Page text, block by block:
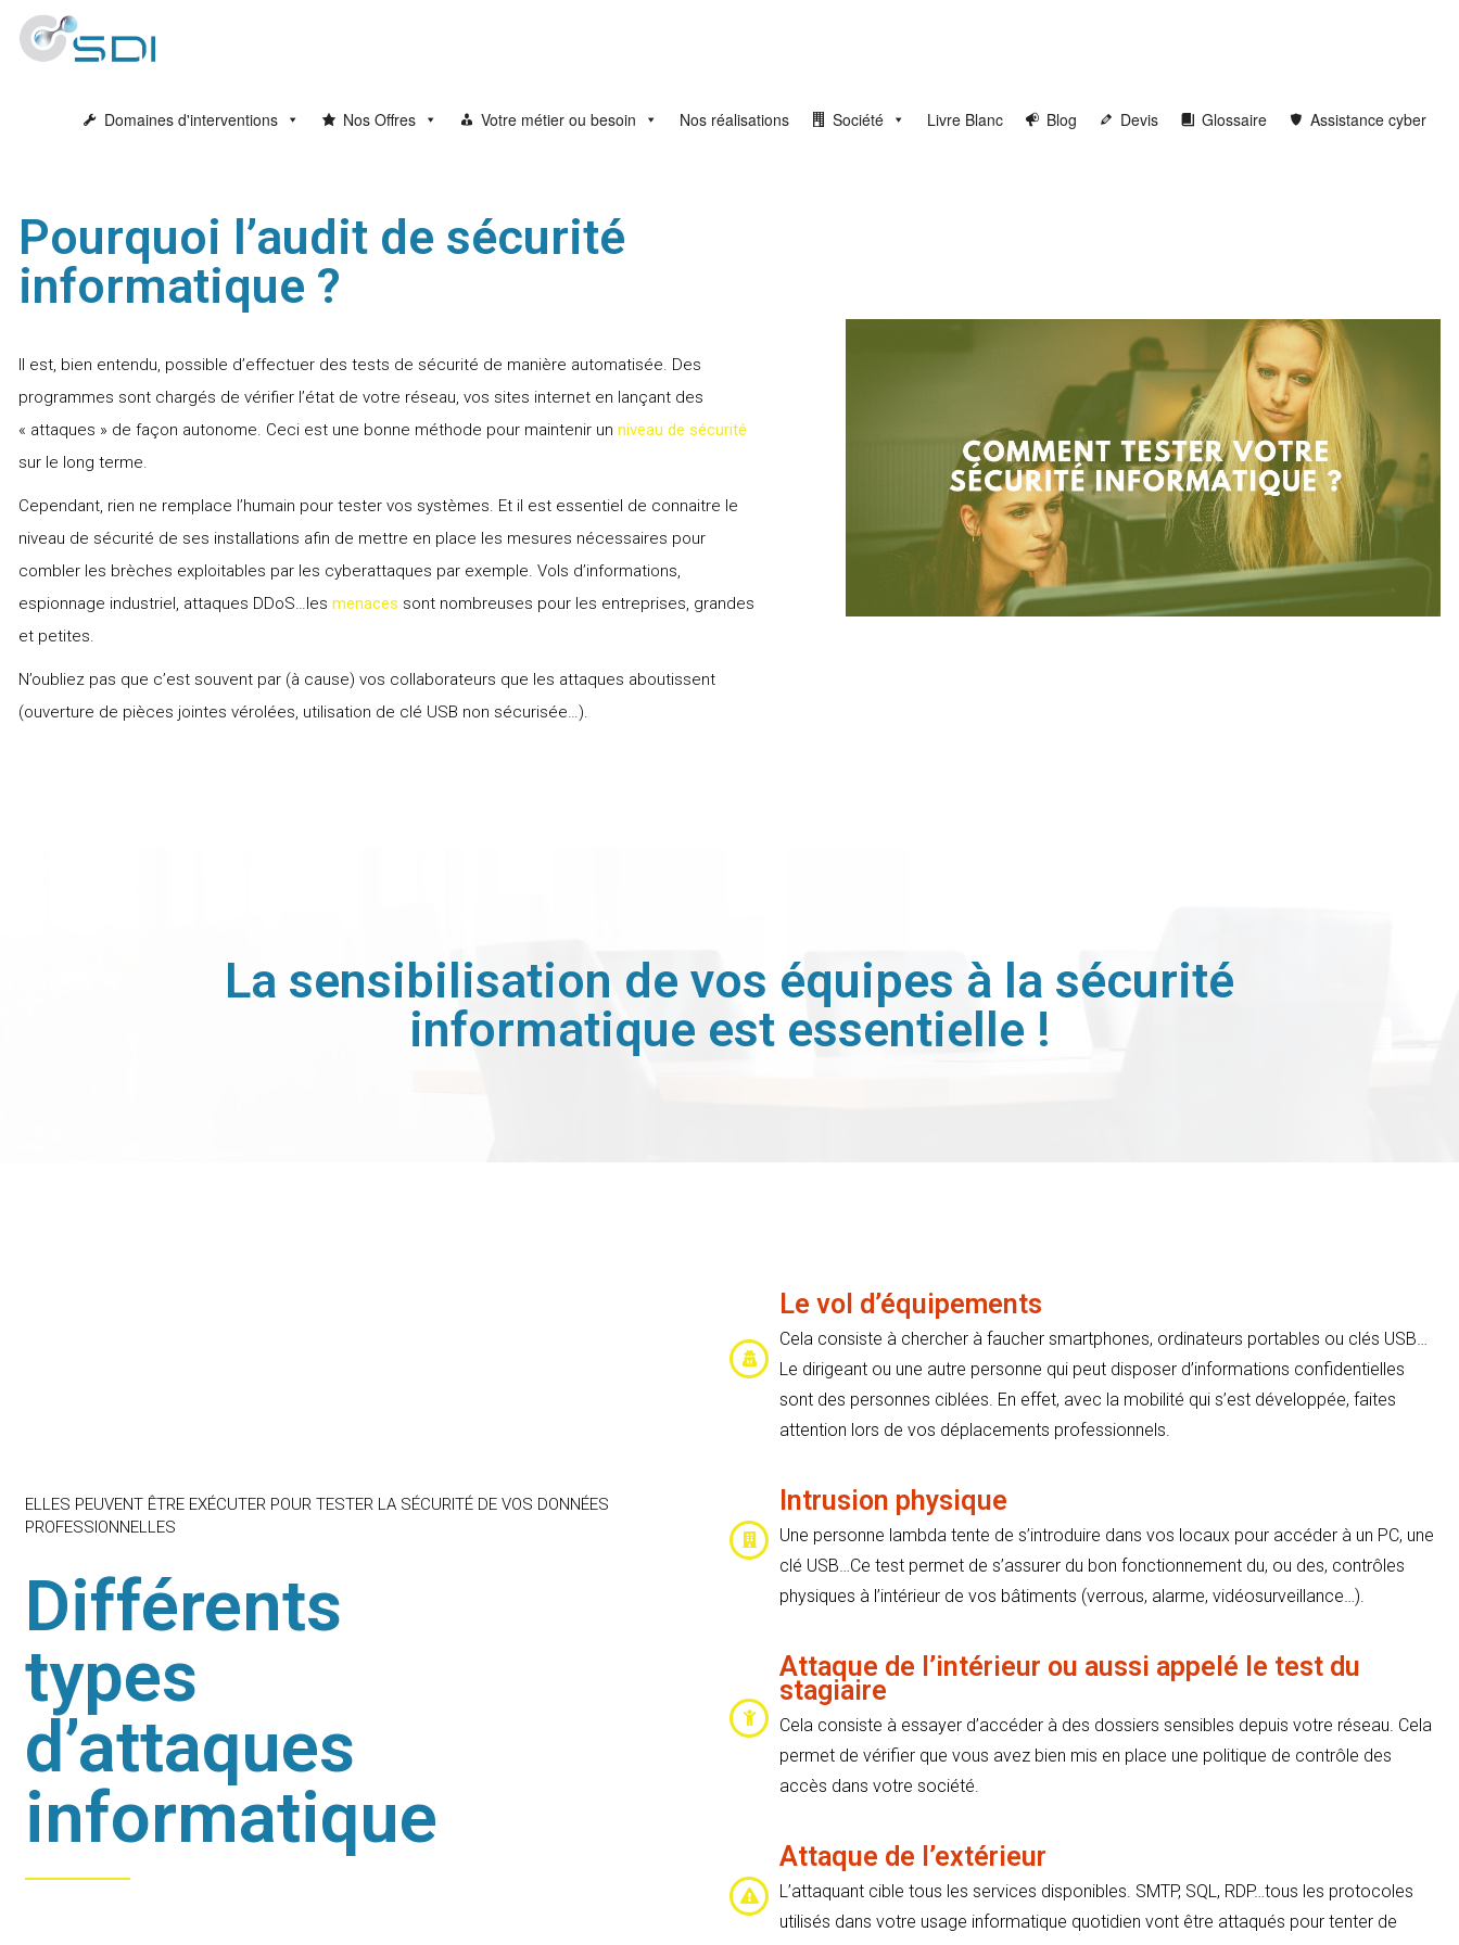
Domaines d'interventions Nos Offres Votre métier ou besoin Nos réalisations Société Livre Blanc Blog Devis Glossaire Assistance cyber
Pourquoi l’audit de sécurité
informatique ?
Il est, bien entendu, possible d’effectuer des tests de sécurité de manière automatisée. Des
programmes sont chargés de vérifier l’état de votre réseau, vos sites internet en lançant des
« attaques » de façon autonome. Ceci est une bonne méthode pour maintenir un niveau de sécurité
sur le long terme.
Cependant, rien ne remplace l’humain pour tester vos systèmes. Et il est essentiel de connaitre le
niveau de sécurité de ses installations afin de mettre en place les mesures nécessaires pour
combler les brèches exploitables par les cyberattaques par exemple. Vols d’informations,
espionnage industriel, attaques DDoS…les menaces sont nombreuses pour les entreprises, grandes
et petites.
N’oubliez pas que c’est souvent par (à cause) vos collaborateurs que les attaques aboutissent
(ouverture de pièces jointes vérolées, utilisation de clé USB non sécurisée…).
La sensibilisation de vos équipes à la sécurité
informatique est essentielle !
ELLES PEUVENT ÊTRE EXÉCUTER POUR TESTER LA SÉCURITÉ DE VOS DONNÉES
PROFESSIONNELLES
Différents
types
d’attaques
informatique
Le vol d’équipements
Cela consiste à chercher à faucher smartphones, ordinateurs portables ou clés USB…
Le dirigeant ou une autre personne qui peut disposer d’informations confidentielles
sont des personnes ciblées. En effet, avec la mobilité qui s’est développée, faites
attention lors de vos déplacements professionnels.
Intrusion physique
Une personne lambda tente de s’introduire dans vos locaux pour accéder à un PC, une
clé USB…Ce test permet de s’assurer du bon fonctionnement du, ou des, contrôles
physiques à l’intérieur de vos bâtiments (verrous, alarme, vidéosurveillance…).
Attaque de l’intérieur ou aussi appelé le test du
stagiaire
Cela consiste à essayer d’accéder à des dossiers sensibles depuis votre réseau. Cela
permet de vérifier que vous avez bien mis en place une politique de contrôle des
accès dans votre société.
Attaque de l’extérieur
L’attaquant cible tous les services disponibles. SMTP, SQL, RDP…tous les protocoles
utilisés dans votre usage informatique quotidien vont être attaqués pour tenter de